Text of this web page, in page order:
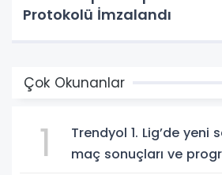
Protokolü İmzalandı
Çok Okunanlar
1
Trendyol 1. Lig’de yeni
maç sonuçları ve